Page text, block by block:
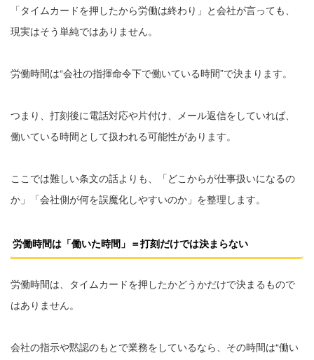
「タイムカードを押したから労働は終わり」と会社が言っても、
現実はそう単純ではありません。
労働時間は“会社の指揮命令下で働いている時間”で決まります。
つまり、打刻後に電話対応や片付け、メール返信をしていれば、
働いている時間として扱われる可能性があります。
ここでは難しい条文の話よりも、「どこからが仕事扱いになるの
か」「会社側が何を誤魔化しやすいのか」を整理します。
労働時間は「働いた時間」＝打刻だけでは決まらない
労働時間は、タイムカードを押したかどうかだけで決まるもので
はありません。
会社の指示や黙認のもとで業務をしているなら、その時間は“働い